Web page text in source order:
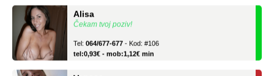
Čekam tvoj poziv!
tel:0,93€ - mob:1,12€ min